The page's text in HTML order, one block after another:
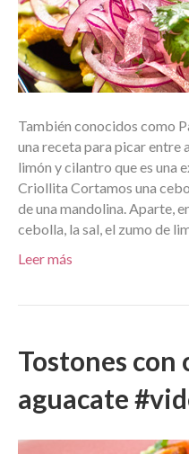
También conocidos como
una receta para picar entre
limón y cilantro que es una
Criollita Cortamos una
de una mandolina. Aparte,
cebolla, la sal, el zumo de
Leer más
Tostones con
aguacate